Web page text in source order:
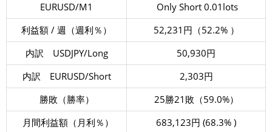
EURUSD/M1
Only Short 0.01lots
利益額 / 週（週利％）
52,231円（52.2% ）
内訳 USDJPY/Long
50,930円
内訳 EURUSD/Short
2,303円
勝敗（勝率）
25勝21敗（59.0%）
月間利益額（月利％）
683,123円 (68.3% )